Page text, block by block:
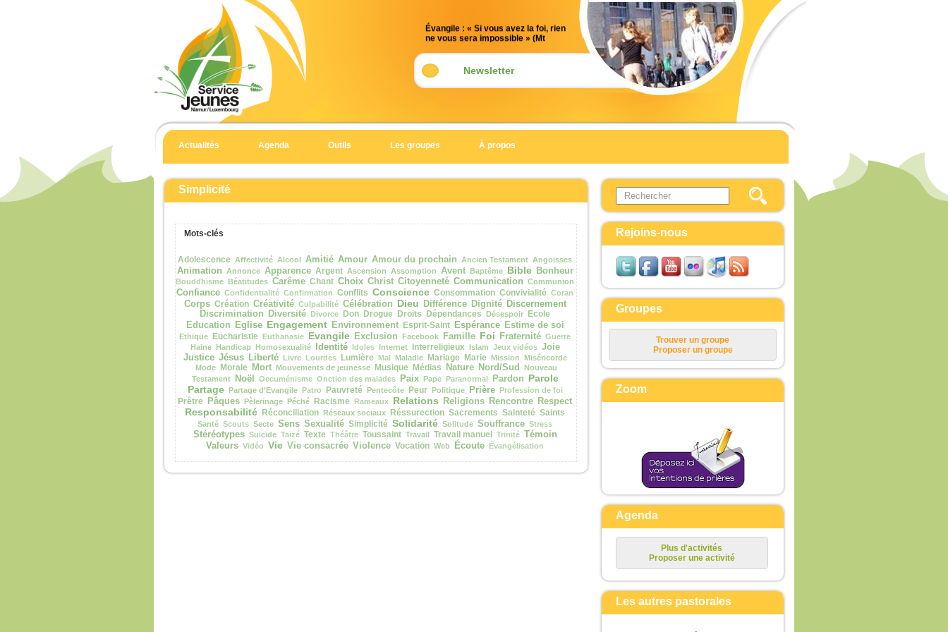
Évangile : « Si vous avez la foi, rien
ne vous sera impossible » (Mt
Acclamation : (2 Tm 1, 10)
détruit la mort ;
l’Évangile.
Alléluia.
Matthieu
En ce temps-là,
et tombant à ses genoux,
il dit :
« Seigneur, prends pitié de mon fils.
Il est épileptique
et il souffre beaucoup.
Souvent il tombe dans le feu
et, souvent aussi, dans l’eau.
Je l’ai amené à tes disciples,
mais ils n’ont pas pu le guérir. »
Prenant la parole, Jésus dit :
« Génération incroyante et dévoyée,
combien de temps devrai-je rester
avec vous ?
Combien de temps devrai-je vous
Newsletter
Actualités Agenda Outils Les groupes À propos
Simplicité
Mots-clés
Adolescence Affectivité Alcool Amitié Amour Amour du prochain Ancien Testament Angoisses
Animation Annonce Apparence Argent Ascension Assomption Avent Baptême Bible Bonheur
Bouddhisme Béatitudes Carême Chant Choix Christ Citoyenneté Communication Communion
Confiance Confidentialité Confirmation Conflits Conscience Consommation Convivialité Coran
Corps Création Créativité Culpabilité Célébration Dieu Différence Dignité Discernement
Discrimination Diversité Divorce Don Drogue Droits Dépendances Désespoir
Ecole
Education
Eglise Engagement Environnement Esprit-Saint Espérance Estime de soi
Ethique Eucharistie Euthanasie Evangile Exclusion Facebook Famille Foi Fraternité Guerre
Haine Handicap Homosexualité Identité Idoles Internet Interreligieux Islam Jeux vidéos Joie
Justice Jésus Liberté Livre Lourdes Lumière Mal Maladie Mariage Marie Mission Miséricorde
Mode
Morale Mort Mouvements de jeunesse Musique Médias Nature Nord/Sud
Nouveau
Testament
Noël Oecuménisme Onction des malades Paix Pape Paranormal Pardon Parole
Partage Partage d’Evangile Patro Pauvreté Pentecôte Peur Politique Prière Profession de foi
Prêtre Pâques Pèlerinage Péché Racisme Rameaux Relations Religions Rencontre Respect
Responsabilité Réconciliation Réseaux sociaux Réssurection Sacrements Sainteté Saints
Santé Scouts Secte Sens Sexualité Simplicité Solidarité Solitude Souffrance Stress
Stéréotypes Suicide Taizé Texte Théâtre Toussaint Travail Travail manuel Trinité Témoin
Valeurs Vidéo Vie Vie consacrée Violence Vocation Web Écoute Évangélisation
Formulaire de recherche
Search this site
Rejoins-nous
Groupes
Trouver un groupe
Proposer un groupe
Zoom
Agenda
Plus d'activités
Proposer une activité
Les autres pastorales